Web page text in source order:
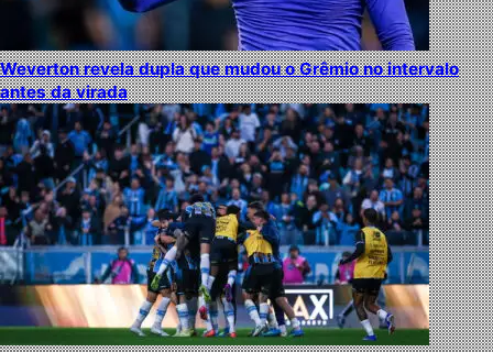
Weverton revela dupla que mudou o Grêmio no intervalo
antes da virada